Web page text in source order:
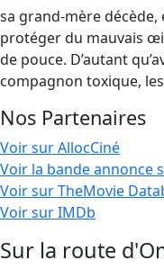
sa grand-mère décède,
protéger du mauvais
de pouce. D’autant
compagnon toxique,
Nos Partenaires
Voir sur AllocCiné
Voir la bande annonce
Voir sur TheMovie
Voir sur IMDb
Sur la route